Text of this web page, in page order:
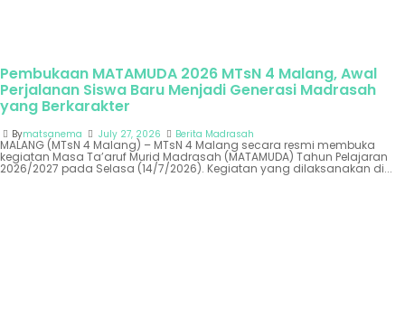
Pembukaan MATAMUDA 2026 MTsN 4 Malang, Awal
Perjalanan Siswa Baru Menjadi Generasi Madrasah
yang Berkarakter
Bymatsanema July 27, 2026 Berita Madrasah
MALANG (MTsN 4 Malang) – MTsN 4 Malang secara resmi membuka
kegiatan Masa Ta’aruf Murid Madrasah (MATAMUDA) Tahun Pelajaran
2026/2027 pada Selasa (14/7/2026). Kegiatan yang dilaksanakan di...